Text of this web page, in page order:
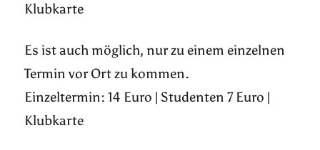
Klubkarte
Es ist auch möglich, nur zu einem einzelnen
Termin vor Ort zu kommen.
Einzeltermin: 14 Euro | Studenten 7 Euro |
Klubkarte